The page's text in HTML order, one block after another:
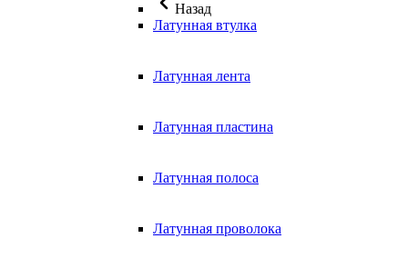
Назад
Латунная втулка
Латунная лента
Латунная пластина
Латунная полоса
Латунная проволока